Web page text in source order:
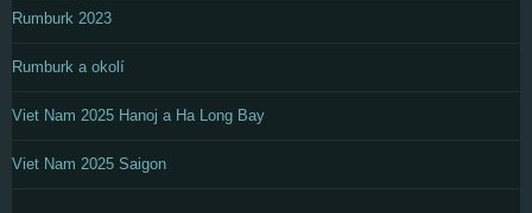
Rumburk 2023
Rumburk a okolí
Viet Nam 2025 Hanoj a Ha Long Bay
Viet Nam 2025 Saigon